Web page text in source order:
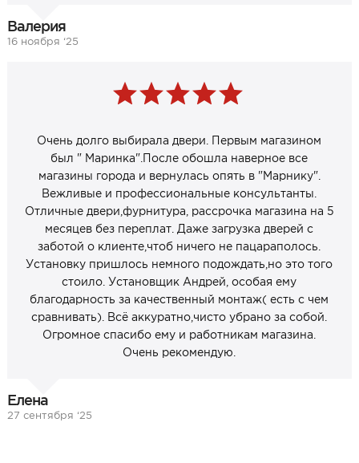
Валерия
16 ноября ‘25
Очень долго выбирала двери. Первым магазином
был " Маринка".После обошла наверное все
магазины города и вернулась опять в "Марнику".
Вежливые и профессиональные консультанты.
Отличные двери,фурнитура, рассрочка магазина на 5
месяцев без переплат. Даже загрузка дверей с
заботой о клиенте,чтоб ничего не пацараполось.
Установку пришлось немного подождать,но это того
стоило. Установщик Андрей, особая ему
благодарность за качественный монтаж( есть с чем
сравнивать). Всё аккуратно,чисто убрано за собой.
Огромное спасибо ему и работникам магазина.
Очень рекомендую.
Елена
27 сентября ‘25